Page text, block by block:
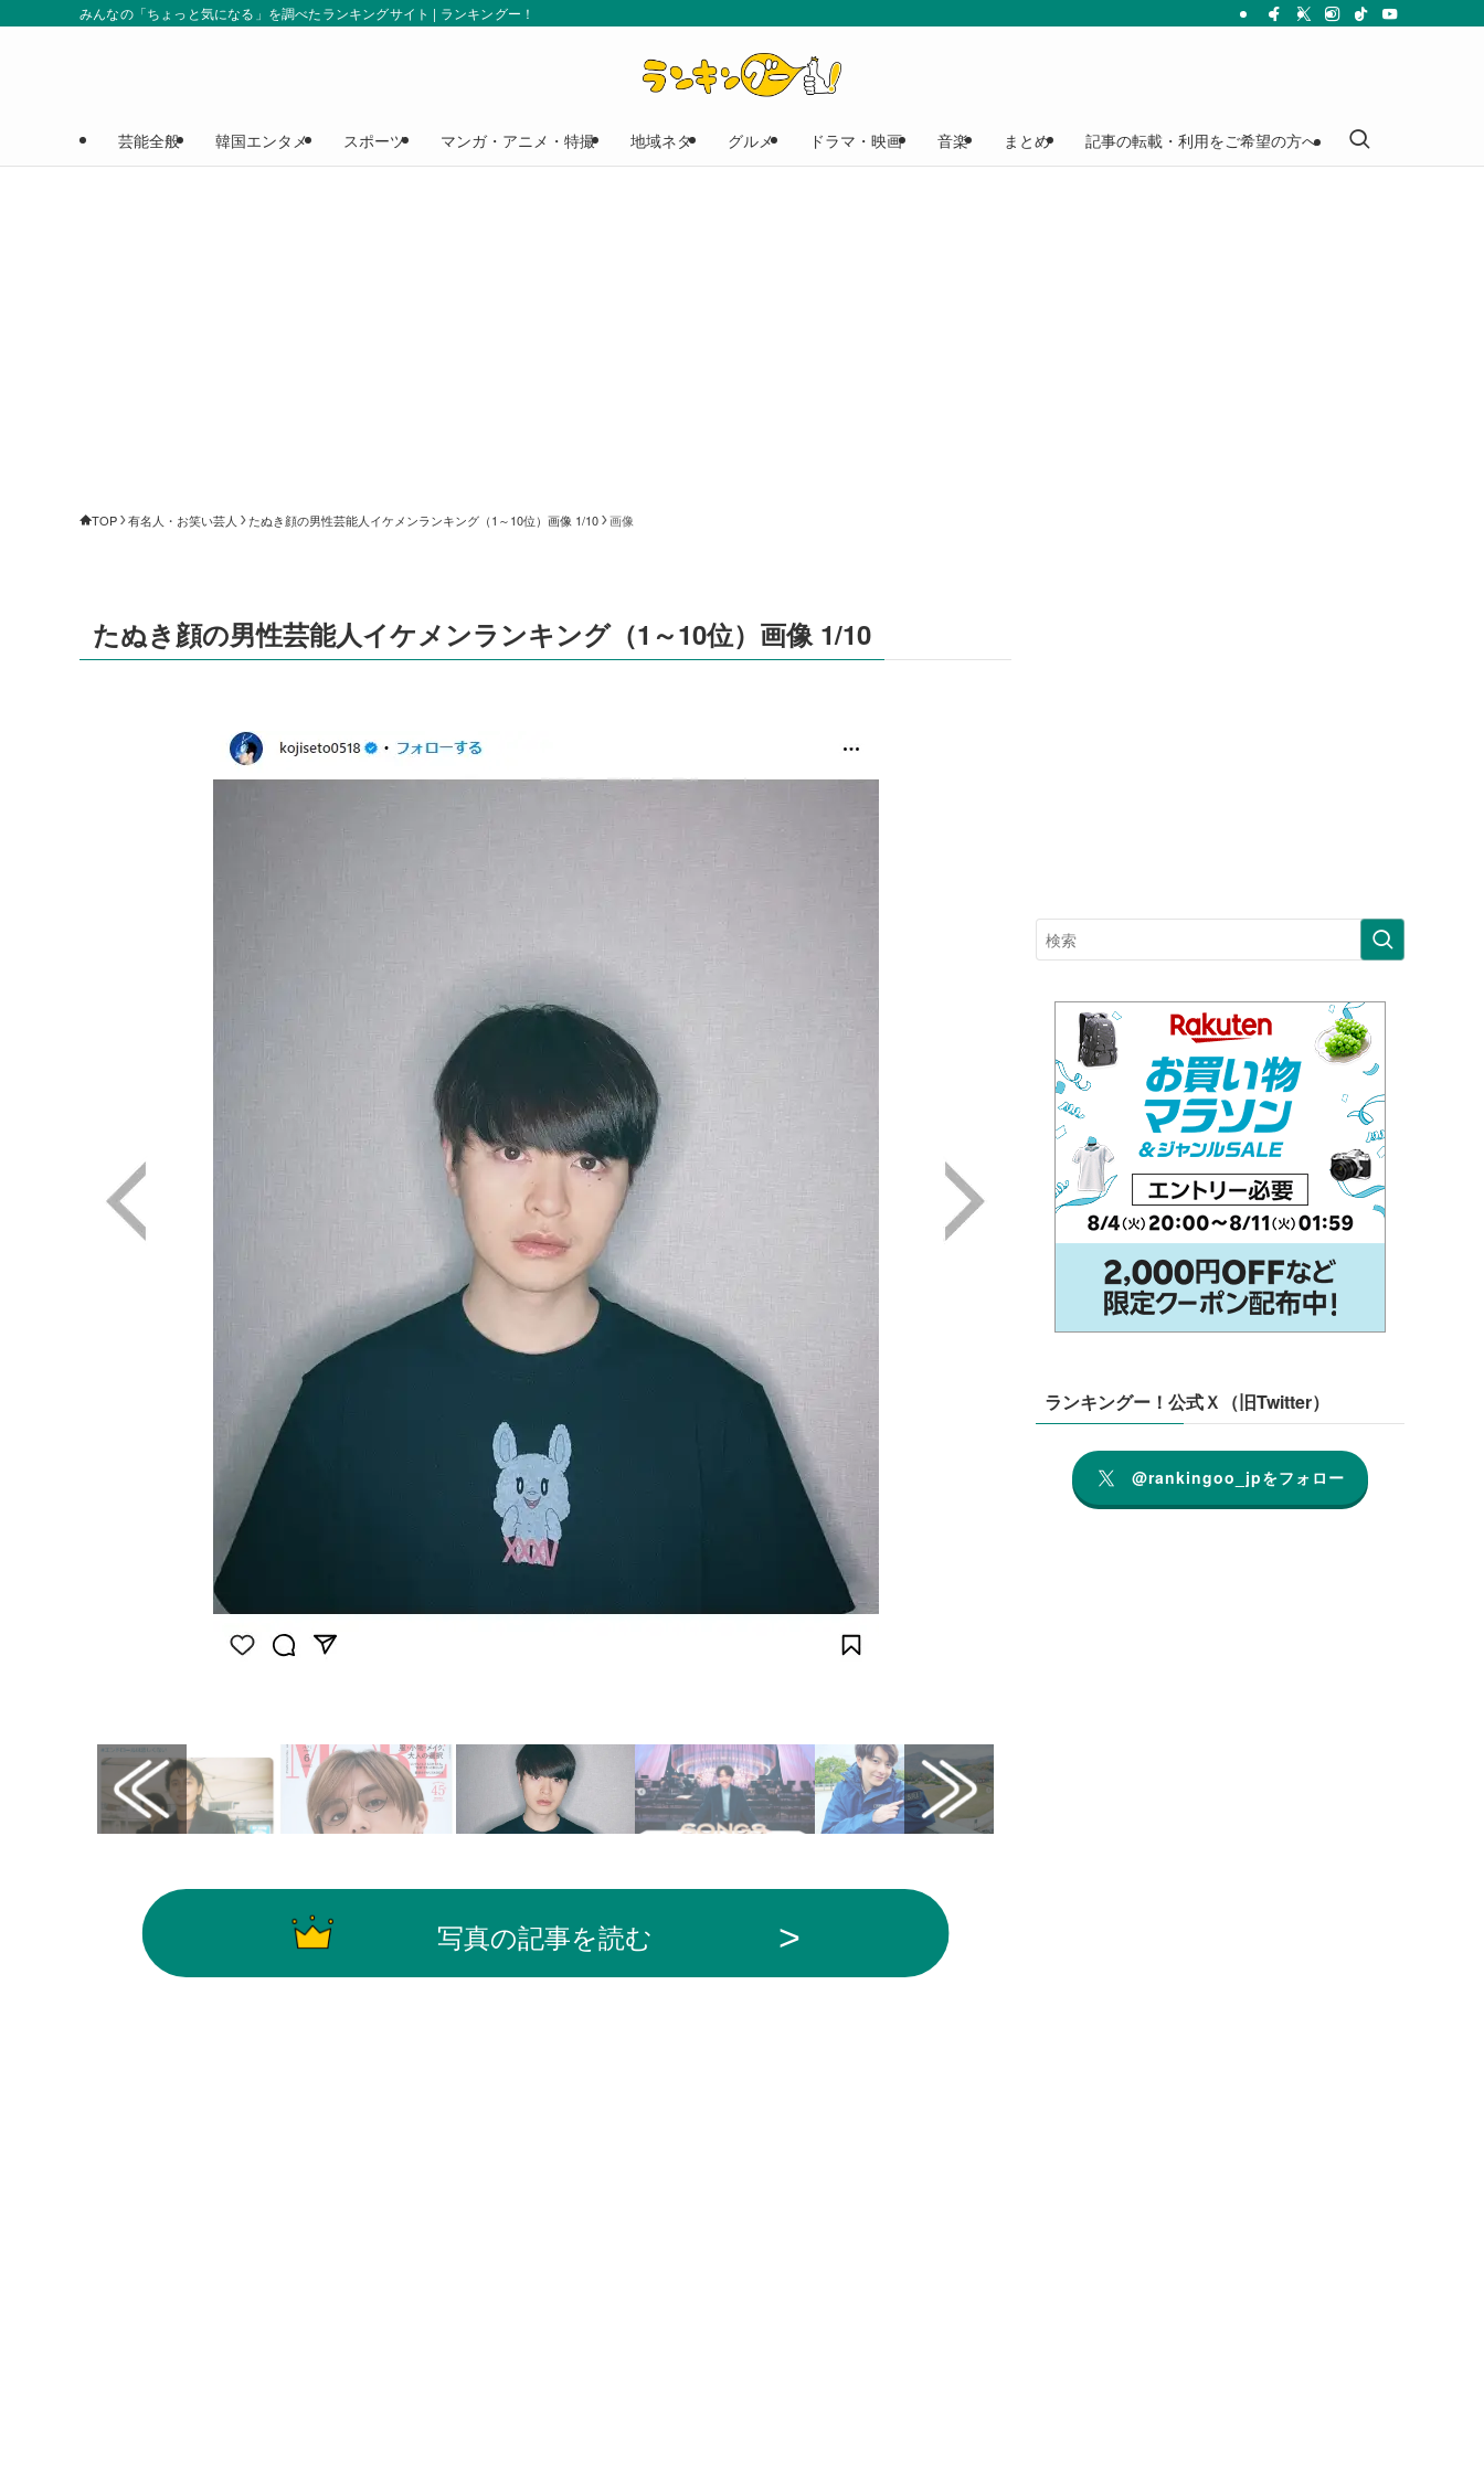
みんなの「ちょっと気になる」を調べたランキングサイト | ランキングー！
芸能全般 韓国エンタメ スポーツ マンガ・アニメ・特撮 地域ネタ グルメ ドラマ・映画 音楽 まとめ 記事の転載・利用をご希望の方へ
TOP 有名人・お笑い芸人 たぬき顔の男性芸能人イケメンランキング（1～10位）画像 1/10 画像
たぬき顔の男性芸能人イケメンランキング（1～10位）画像 1/10
写真の記事を読む
ランキングー！公式Ｘ（旧Twitter）
@rankingoo_jpをフォロー